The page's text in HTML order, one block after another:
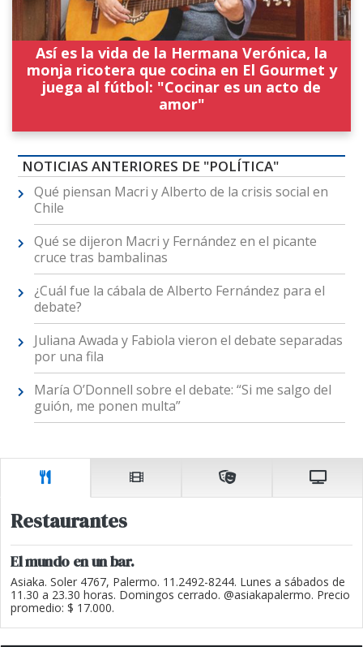
Así es la vida de la Hermana Verónica, la
monja ricotera que cocina en El Gourmet y
juega al fútbol: "Cocinar es un acto de
amor"
NOTICIAS ANTERIORES DE "POLÍTICA"
Qué piensan Macri y Alberto de la crisis social en
Chile
Qué se dijeron Macri y Fernández en el picante
cruce tras bambalinas
¿Cuál fue la cábala de Alberto Fernández para el
debate?
Juliana Awada y Fabiola vieron el debate separadas
por una fila
María O’Donnell sobre el debate: “Si me salgo del
guión, me ponen multa”
Restaurantes
El mundo en un bar.
Asiaka. Soler 4767, Palermo. 11.2492-8244. Lunes a sábados de
11.30 a 23.30 horas. Domingos cerrado. @asiakapalermo. Precio
promedio: $ 17.000.